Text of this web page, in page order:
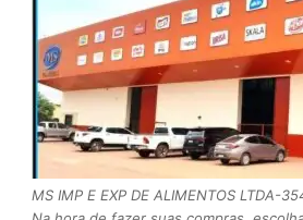
MS IMP E EXP DE ALIMENTOS LTDA-